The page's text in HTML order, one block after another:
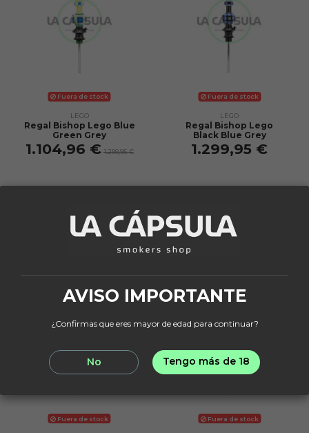
Fuera de stock
LEGO
Regal Bishop Lego Blue
Green Grey
1.104,96 € 1.299,95 €
View
Fuera de stock
LEGO
Regal Bishop Lego
Black Blue Grey
1.299,95 €
View
Fuera de stock Fuera de stock
AVISO IMPORTANTE
¿Confirmas que eres mayor de edad para continuar?
No Tengo más de 18